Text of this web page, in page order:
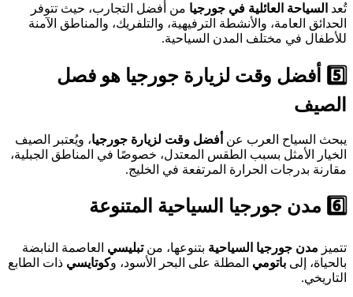
تُعد السياحة العائلية في جورجيا من أفضل التجارب، حيث تتوفر
الحدائق العامة، والأنشطة الترفيهية، والتلفريك، والمناطق الآمنة
للأطفال في مختلف المدن السياحية.
5️⃣ أفضل وقت لزيارة جورجيا هو فصل
الصيف
يبحث السياح العرب عن أفضل وقت لزيارة جورجيا، ويُعتبر الصيف
الخيار الأمثل بسبب الطقس المعتدل، خصوصًا في المناطق الجبلية،
مقارنة بدرجات الحرارة المرتفعة في الخليج.
6️⃣ مدن جورجيا السياحية المتنوعة
تتميز مدن جورجيا السياحية بتنوعها، منتبليسي العاصمة النابضة
بالحياة، إلى باتومي المطلة على البحر الأسود، وكوتايسي ذات الطابع
التاريخي.